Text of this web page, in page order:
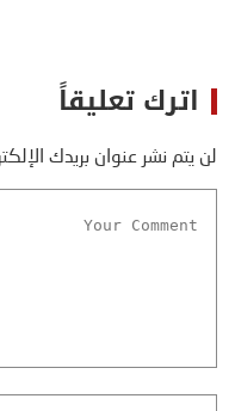
اترك تعليقاً
لن يتم نشر عنوان بريدك